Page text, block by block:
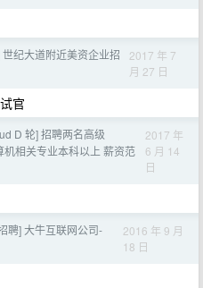
世纪大道附近美资企业招
2017 年 7
月 27 日
官
D 轮] 招聘两名高级
相关专业本科以上 薪资范
2017 年
6 月 14
日
聘] 大牛互联网公司-
2016 年 9 月
18 日